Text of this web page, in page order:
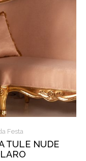
Festa
TULE NUDE